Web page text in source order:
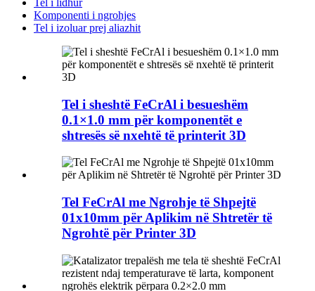
Tel i lidhur
Komponenti i ngrohjes
Tel i izoluar prej aliazhit
Tel i sheshtë FeCrAl i besueshëm
0.1×1.0 mm për komponentët e
shtresës së nxehtë të printerit 3D
Tel FeCrAl me Ngrohje të Shpejtë
01x10mm për Aplikim në Shtretër të
Ngrohtë për Printer 3D